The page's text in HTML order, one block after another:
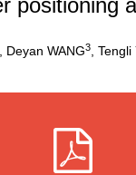
positioning
, Deyan WANG3 , Tengli